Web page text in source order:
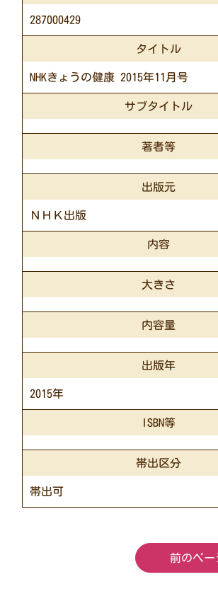
287000429
タイトル
NHKきょうの健康 2015年11月号
サブタイトル
著者等
出版元
ＮＨＫ出版
内容
大きさ
内容量
出版年
2015年
ISBN等
帯出区分
帯出可
前のペー